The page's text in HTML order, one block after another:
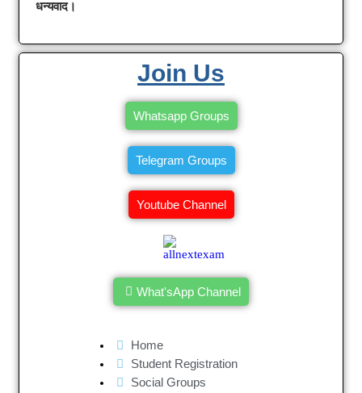
धन्यवाद।
Join Us
Whatsapp Groups
Telegram Groups
Youtube Channel
What'sApp Channel
Home
Student Registration
Social Groups